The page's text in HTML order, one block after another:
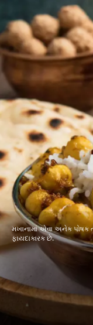
મખાનામાં એવા અનેક પોષક
ફાયદાકારક છે.